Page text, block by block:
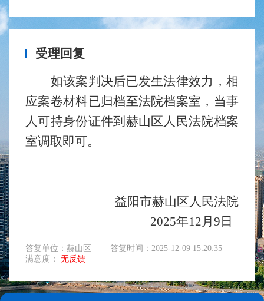
受理回复
如该案判决后已发生法律效力，相
应案卷材料已归档至法院档案室，当事
人可持身份证件到赫山区人民法院档案
室调取即可。
益阳市赫山区人民法院
2025年12月9日
答复单位：赫山区
答复时间：2025-12-09 15:20:35
满意度： 无反馈